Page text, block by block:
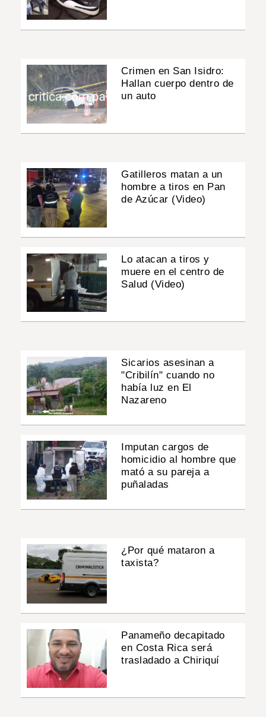
Crimen en San Isidro:
Hallan cuerpo dentro de
un auto
Gatilleros matan a un
hombre a tiros en Pan
de Azúcar (Video)
Lo atacan a tiros y
muere en el centro de
Salud (Video)
Sicarios asesinan a
"Cribilín" cuando no
había luz en El
Nazareno
Imputan cargos de
homicidio al hombre que
mató a su pareja a
puñaladas
¿Por qué mataron a
taxista?
Panameño decapitado
en Costa Rica será
trasladado a Chiriquí